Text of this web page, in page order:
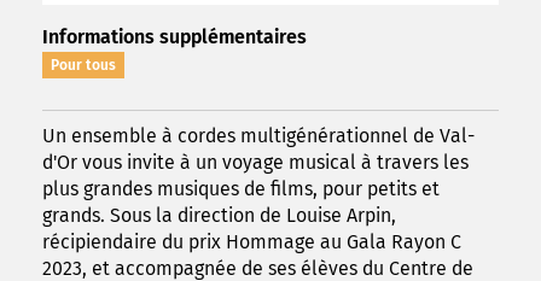
Informations supplémentaires
Pour tous
Un ensemble à cordes multigénérationnel de Val-
d'Or vous invite à un voyage musical à travers les
plus grandes musiques de films, pour petits et
grands. Sous la direction de Louise Arpin,
récipiendaire du prix Hommage au Gala Rayon C
2023, et accompagnée de ses élèves du Centre de